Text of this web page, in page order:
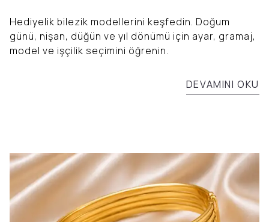
Hediyelik bilezik modellerini keşfedin. Doğum
günü, nişan, düğün ve yıl dönümü için ayar, gramaj,
model ve işçilik seçimini öğrenin.
DEVAMINI OKU